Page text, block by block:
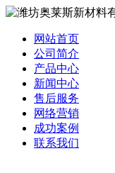
网站首页
公司简介
产品中心
新闻中心
售后服务
网络营销
成功案例
联系我们